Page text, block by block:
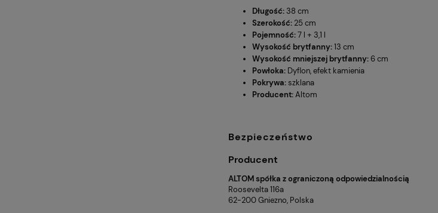
Długość:38 cm
Szerokość: 25 cm
Pojemność:7 l + 3,1 l
Wysokość brytfanny:13 cm
Wysokość mniejszej brytfanny:6 cm
Powłoka: Dyflon, efekt kamienia
Pokrywa:szklana
Producent:Altom
Bezpieczeństwo
Producent
ALTOM spółka z ograniczoną odpowiedzialnością
Roosevelta 116a
62-200 Gniezno, Polska